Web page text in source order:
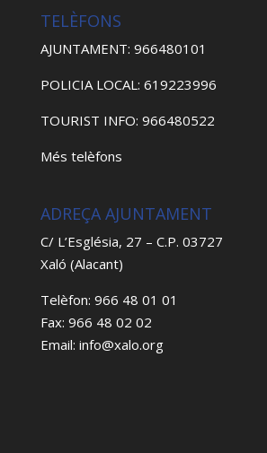
TELÈFONS
AJUNTAMENT: 966480101
POLICIA LOCAL: 619223996
TOURIST INFO: 966480522
Més telèfons
ADREÇA AJUNTAMENT
C/ L’Església, 27 – C.P. 03727
Xaló (Alacant)
Telèfon: 966 48 01 01
Fax: 966 48 02 02
Email: info@xalo.org